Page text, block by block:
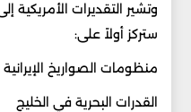
وتشير التقديرات
ستركز أولاً على:
منظومات الصواريخ الإيرانية
القدرات البحرية في الخليج